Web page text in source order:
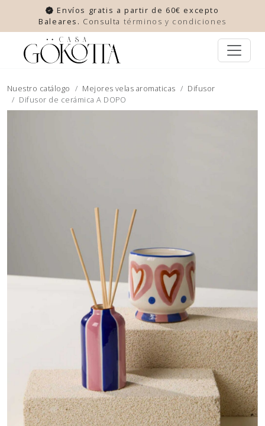
Envíos gratis a partir de 60€ excepto
Baleares. Consulta términos y condiciones
Nuestro catálogo Mejores velas aromaticas
Difusor
Difusor de cerámica A DOPO